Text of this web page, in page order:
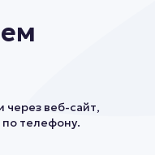
через веб-сайт,
телефону.